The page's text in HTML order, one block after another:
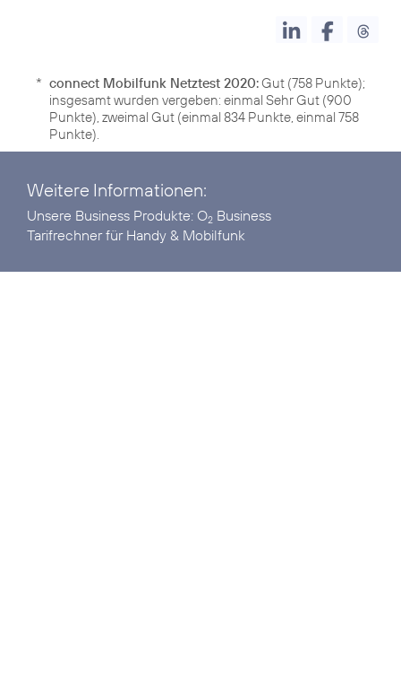
* connect Mobilfunk Netztest 2020:Gut (758 Punkte);
insgesamt wurden vergeben: einmal Sehr Gut (900
Punkte), zweimal Gut (einmal 834 Punkte, einmal 758
Punkte).
Weitere Informationen:
Unsere Business Produkte: O2 Business
Tarifrechnerfür Handy & Mobilfunk